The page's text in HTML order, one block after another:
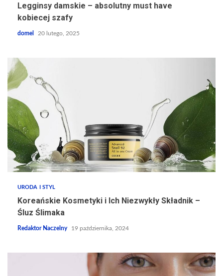
Legginsy damskie – absolutny must have
kobiecej szafy
domel 20 lutego, 2025
URODA I STYL
Koreańskie Kosmetyki i Ich Niezwykły Składnik –
Śluz Ślimaka
Redaktor Naczelny 19 października, 2024